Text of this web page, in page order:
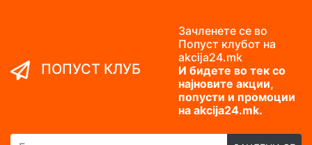
ПОПУСТ КЛУБ
Зачленете се во
Попуст клубот на
akcija24.mk
И бидете во тек со
најновите акции,
попусти и промоции
на akcija24.mk.
Емаил адреса